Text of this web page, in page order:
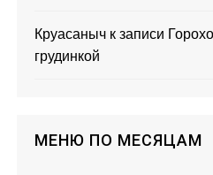
Круасаныч к записи
грудинкой
МЕНЮ ПО МЕСЯЦАМ